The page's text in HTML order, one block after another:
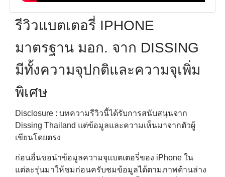
รีวิวแบตเตอรี่ IPHONE
มาตรฐาน มอก. จาก DISSING
มีทั้งความจุปกติและความจุเพิ่ม
พิเศษ
Disclosure : บทความรีวิวนี้ได้รับการสนับสนุนจาก
Dissing Thailand แต่ข้อมูลและความเห็นมาจากตัวผู้
เขียนโดยตรง
ก่อนอื่นขอนำข้อมูลความจุแบตเตอรี่ของ iPhone ใน
แต่ละรุ่นมาให้ชมก่อนครับชมข้อมูลได้ตามภาพด้านล่าง